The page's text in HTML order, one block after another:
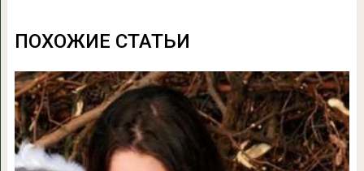
ПОХОЖИЕ СТАТЬИ